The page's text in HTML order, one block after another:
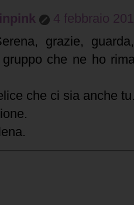
4 febbraio
grazie,
gruppo che ne ho
che ci sia anche